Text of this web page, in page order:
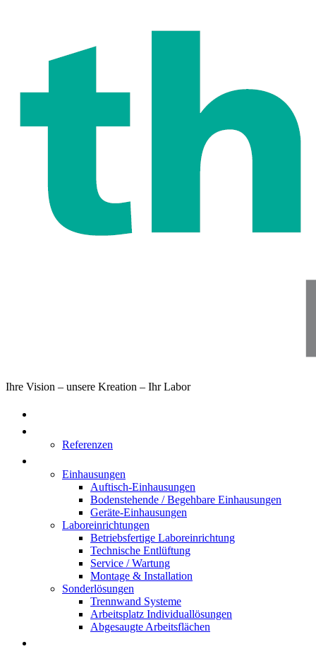
Ihre Vision – unsere Kreation – Ihr Labor
Referenzen
Einhausungen
Auftisch-Einhausungen
Bodenstehende / Begehbare Einhausungen
Geräte-Einhausungen
Laboreinrichtungen
Betriebsfertige Laboreinrichtung
Technische Entlüftung
Service / Wartung
Montage & Installation
Sonderlösungen
Trennwand Systeme
Arbeitsplatz Individuallösungen
Abgesaugte Arbeitsflächen